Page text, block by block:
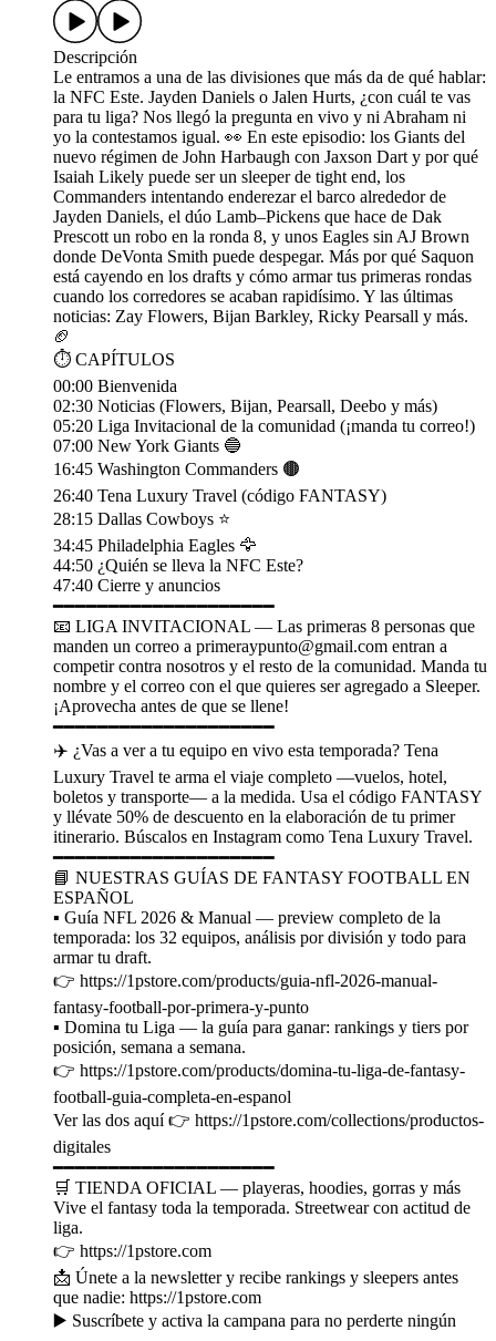
Descripción
Le entramos a una de las divisiones que más da de qué hablar:
la NFC Este. Jayden Daniels o Jalen Hurts, ¿con cuál te vas
para tu liga? Nos llegó la pregunta en vivo y ni Abraham ni
yo la contestamos igual. 👀 En este episodio: los Giants del
nuevo régimen de John Harbaugh con Jaxson Dart y por qué
Isaiah Likely puede ser un sleeper de tight end, los
Commanders intentando enderezar el barco alrededor de
Jayden Daniels, el dúo Lamb–Pickens que hace de Dak
Prescott un robo en la ronda 8, y unos Eagles sin AJ Brown
donde DeVonta Smith puede despegar. Más por qué Saquon
está cayendo en los drafts y cómo armar tus primeras rondas
cuando los corredores se acaban rapidísimo. Y las últimas
noticias: Zay Flowers, Bijan Barkley, Ricky Pearsall y más.
🏈
⏱️ CAPÍTULOS
00:00 Bienvenida
02:30 Noticias (Flowers, Bijan, Pearsall, Deebo y más)
05:20 Liga Invitacional de la comunidad (¡manda tu correo!)
07:00 New York Giants 🔵
16:45 Washington Commanders 🟤
26:40 Tena Luxury Travel (código FANTASY)
28:15 Dallas Cowboys ⭐
34:45 Philadelphia Eagles 🦅
44:50 ¿Quién se lleva la NFC Este?
47:40 Cierre y anuncios
━━━━━━━━━━━━━━━━━━━━
📧 LIGA INVITACIONAL — Las primeras 8 personas que
manden un correo a primeraypunto@gmail.com entran a
competir contra nosotros y el resto de la comunidad. Manda tu
nombre y el correo con el que quieres ser agregado a Sleeper.
¡Aprovecha antes de que se llene!
━━━━━━━━━━━━━━━━━━━━
✈️ ¿Vas a ver a tu equipo en vivo esta temporada? Tena
Luxury Travel te arma el viaje completo —vuelos, hotel,
boletos y transporte— a la medida. Usa el código FANTASY
y llévate 50% de descuento en la elaboración de tu primer
itinerario. Búscalos en Instagram como Tena Luxury Travel.
━━━━━━━━━━━━━━━━━━━━
📘 NUESTRAS GUÍAS DE FANTASY FOOTBALL EN
ESPAÑOL
▪️ Guía NFL 2026 & Manual — preview completo de la
temporada: los 32 equipos, análisis por división y todo para
armar tu draft.
👉 https://1pstore.com/products/guia-nfl-2026-manual-
fantasy-football-por-primera-y-punto
▪️ Domina tu Liga — la guía para ganar: rankings y tiers por
posición, semana a semana.
👉 https://1pstore.com/products/domina-tu-liga-de-fantasy-
football-guia-completa-en-espanol
Ver las dos aquí 👉 https://1pstore.com/collections/productos-
digitales
━━━━━━━━━━━━━━━━━━━━
🛒 TIENDA OFICIAL — playeras, hoodies, gorras y más
Vive el fantasy toda la temporada. Streetwear con actitud de
liga.
👉 https://1pstore.com
📩 Únete a la newsletter y recibe rankings y sleepers antes
que nadie: https://1pstore.com
▶️ Suscríbete y activa la campana para no perderte ningún